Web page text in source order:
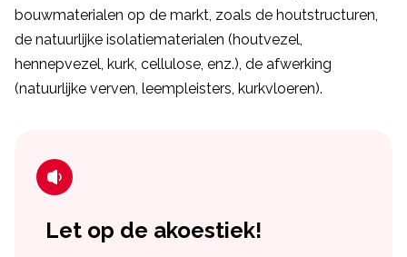
bouwmaterialen op de markt, zoals de houtstructuren,
de natuurlijke isolatiematerialen (houtvezel,
hennepvezel, kurk, cellulose, enz.), de afwerking
(natuurlijke verven, leempleisters, kurkvloeren).
Let op de akoestiek!